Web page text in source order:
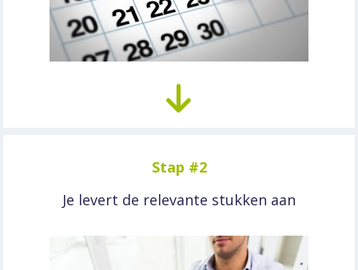
Stap #2
Je levert de relevante stukken aan